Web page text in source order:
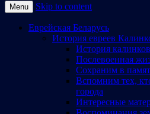
Menu Skip to content
Еврейская Беларусь
История евреев
История
Послевоенная
Сохраним в
Вспомним тех,
города
Интересные